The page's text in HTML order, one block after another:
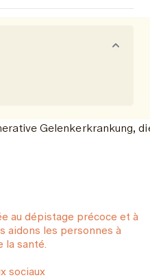
Gelenkerkrankung,
au dépistage précoce et à
aidons les personnes à
la santé.
sociaux